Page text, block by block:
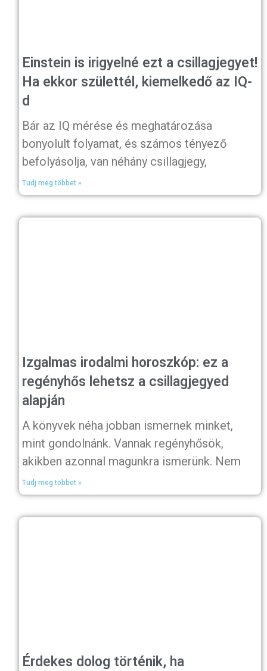
Einstein is irigyelné ezt a csillagjegyet!
Ha ekkor születtél, kiemelkedő az IQ-
d
Bár az IQ mérése és meghatározása
bonyolult folyamat, és számos tényező
befolyásolja, van néhány csillagjegy,
Tudj meg többet »
Izgalmas irodalmi horoszkóp: ez a
regényhős lehetsz a csillagjegyed
alapján
A könyvek néha jobban ismernek minket,
mint gondolnánk. Vannak regényhősök,
akikben azonnal magunkra ismerünk. Nem
Tudj meg többet »
Érdekes dolog történik, ha